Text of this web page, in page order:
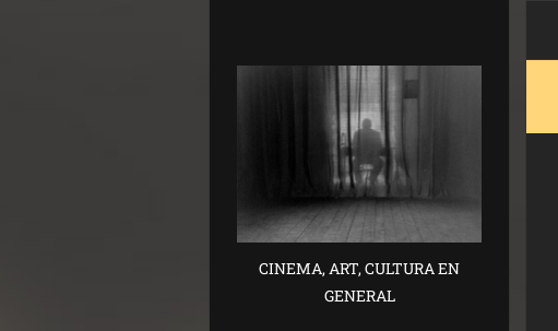
CINEMA, ART, CULTURA EN
GENERAL